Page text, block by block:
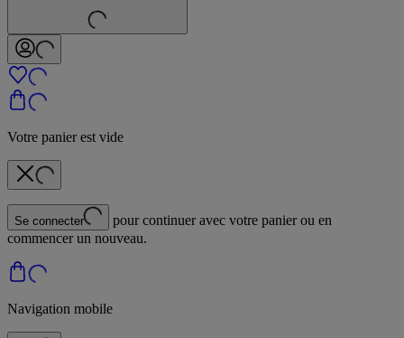
Votre panier est vide
Se connecter
pour continuer avec votre panier ou en
commencer un nouveau.
Navigation mobile